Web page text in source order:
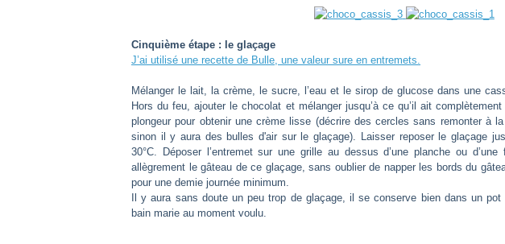
Cinquième étape : le glaçage
J’ai utilisé une recette de Bulle, une valeur sure en entremets.
Mélanger le lait, la crème, le sucre, l’eau et le sirop de glucose dans une
Hors du feu, ajouter le chocolat et mélanger jusqu’à ce qu’il ait
plongeur pour obtenir une crème lisse (décrire des cercles sans remonter à
sinon il y aura des bulles d'air sur le glaçage). Laisser reposer le glaçage
30°C. Déposer l’entremet sur une grille au dessus d’une planche ou
allègrement le gâteau de ce glaçage, sans oublier de napper les bords du
pour une demie journée minimum.
Il y aura sans doute un peu trop de glaçage, il se conserve bien dans un
bain marie au moment voulu.